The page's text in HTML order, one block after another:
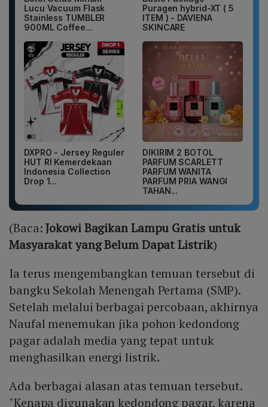
Lucu Vacuum Flask
Stainless TUMBLER
900ML Coffee...
Puragen hybrid-XT ( 5
ITEM ) - DAVIENA
SKINCARE
DXPRO - Jersey Reguler
HUT RI Kemerdekaan
Indonesia Collection
Drop 1...
DIKIRIM 2 BOTOL
PARFUM SCARLETT
PARFUM WANITA
PARFUM PRIA WANGI
TAHAN...
(Baca:Jokowi Bagikan Lampu Gratis untuk
Masyarakat yang Belum Dapat Listrik)
Ia terus mengembangkan temuan tersebut di
bangku Sekolah Menengah Pertama (SMP).
Setelah melalui berbagai percobaan, akhirnya
Naufal menemukan jika pohon kedondong
pagar adalah media yang tepat untuk
menghasilkan energi listrik.
Ada berbagai alasan atas temuan tersebut.
"Kenapa digunakan kedondong pagar, karena